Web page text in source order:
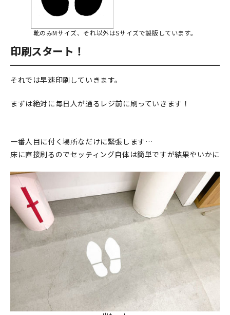
靴のみMサイズ、それ以外はSサイズで製版しています。
印刷スタート！
それでは早速印刷していきます。
まずは絶対に毎日人が通るレジ前に刷っていきます！
一番人目に付く場所なだけに緊張します…
床に直接刷るのでセッティング自体は簡単ですが結果やいかに